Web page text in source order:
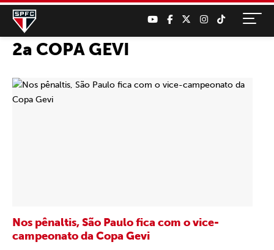
2a COPA GEVI
Nos pênaltis, São Paulo fica com o vice-
campeonato da Copa Gevi